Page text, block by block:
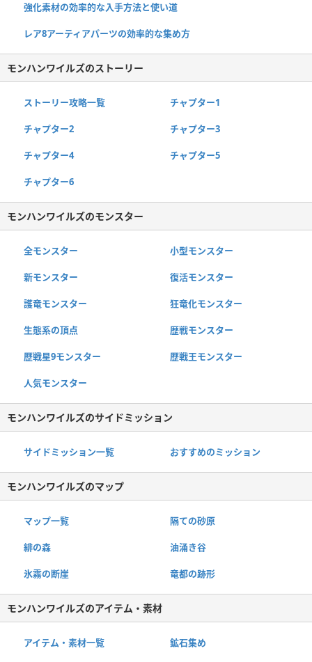
強化素材の効率的な入手方法と使い道
レア8アーティアパーツの効率的な集め方
モンハンワイルズのストーリー
ストーリー攻略一覧 チャプター1
チャプター2 チャプター3
チャプター4 チャプター5
チャプター6
モンハンワイルズのモンスター
全モンスター 小型モンスター
新モンスター 復活モンスター
護竜モンスター 狂竜化モンスター
生態系の頂点 歴戦モンスター
歴戦星9モンスター 歴戦王モンスター
人気モンスター
モンハンワイルズのサイドミッション
サイドミッション一覧 おすすめのミッション
モンハンワイルズのマップ
マップ一覧 隔ての砂原
緋の森 油涌き谷
氷霧の断崖 竜都の跡形
モンハンワイルズのアイテム・素材
アイテム・素材一覧 鉱石集め